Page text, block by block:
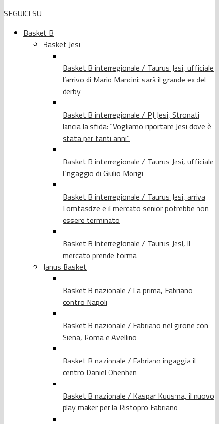
SEGUICI SU
Basket B
Basket Jesi
Basket B interregionale / Taurus Jesi, ufficiale
l’arrivo di Mario Mancini: sarà il grande ex del
derby
Basket B interregionale / PJ Jesi, Stronati
lancia la sfida: “Vogliamo riportare Jesi dove è
stata per tanti anni”
Basket B interregionale / Taurus Jesi, ufficiale
l’ingaggio di Giulio Morigi
Basket B interregionale / Taurus Jesi, arriva
Lomtasdze e il mercato senior potrebbe non
essere terminato
Basket B interregionale / Taurus Jesi, il
mercato prende forma
Janus Basket
Basket B nazionale / La prima, Fabriano
contro Napoli
Basket B nazionale / Fabriano nel girone con
Siena, Roma e Avellino
Basket B nazionale / Fabriano ingaggia il
centro Daniel Ohenhen
Basket B nazionale / Kaspar Kuusma, il nuovo
play maker per la Ristopro Fabriano